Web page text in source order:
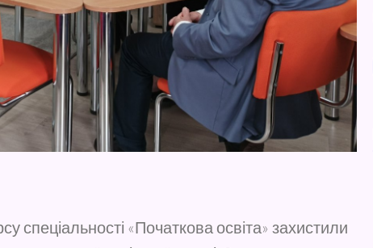
спеціальності «Початкова освіта» захистили